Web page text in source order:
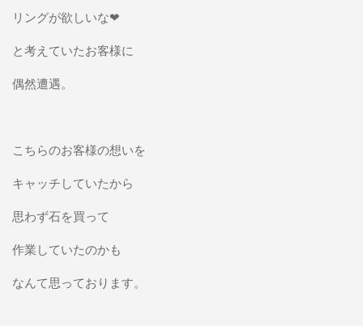
リングが欲しいな❤
と考えていたお客様に
偶然遭遇。
こちらのお客様の想いを
キャッチしていたから
思わず石を買って
作業していたのかも
なんて思っております。